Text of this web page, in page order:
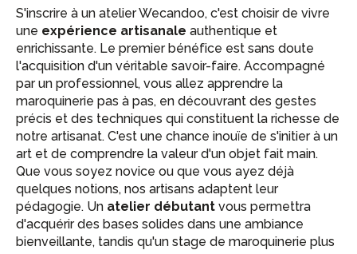
S'inscrire à un atelier Wecandoo, c'est choisir de vivre
une expérience artisanale authentique et
enrichissante. Le premier bénéfice est sans doute
l'acquisition d'un véritable savoir-faire. Accompagné
par un professionnel, vous allez apprendre la
maroquinerie pas à pas, en découvrant des gestes
précis et des techniques qui constituent la richesse de
notre artisanat. C'est une chance inouïe de s'initier à un
art et de comprendre la valeur d'un objet fait main.
Que vous soyez novice ou que vous ayez déjà
quelques notions, nos artisans adaptent leur
pédagogie. Un atelier débutant vous permettra
d'acquérir des bases solides dans une ambiance
bienveillante, tandis qu'un stage de maroquinerie plus